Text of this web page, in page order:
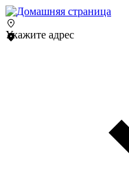
Укажите адрес